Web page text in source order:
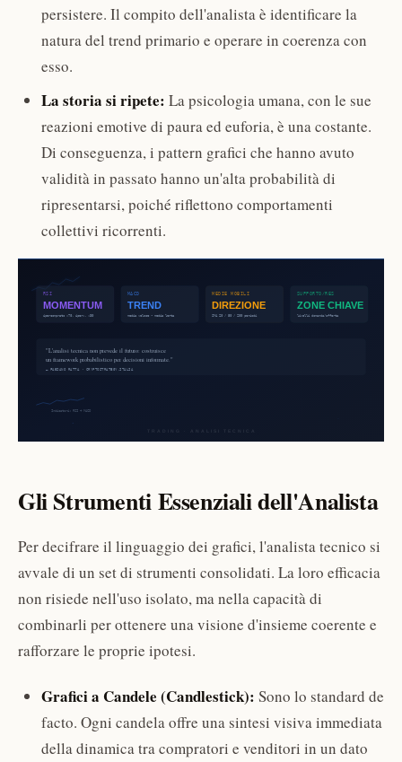
persistere. Il compito dell'analista è identificare la
natura del trend primario e operare in coerenza con
esso.
La storia si ripete: La psicologia umana, con le sue
reazioni emotive di paura ed euforia, è una costante.
Di conseguenza, i pattern grafici che hanno avuto
validità in passato hanno un'alta probabilità di
ripresentarsi, poiché riflettono comportamenti
collettivi ricorrenti.
Gli Strumenti Essenziali dell'Analista
Per decifrare il linguaggio dei grafici, l'analista tecnico si
avvale di un set di strumenti consolidati. La loro efficacia
non risiede nell'uso isolato, ma nella capacità di
combinarli per ottenere una visione d'insieme coerente e
rafforzare le proprie ipotesi.
Grafici a Candele (Candlestick): Sono lo standard de
facto. Ogni candela offre una sintesi visiva immediata
della dinamica tra compratori e venditori in un dato